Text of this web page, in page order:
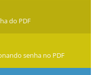
do PDF
senha no PDF